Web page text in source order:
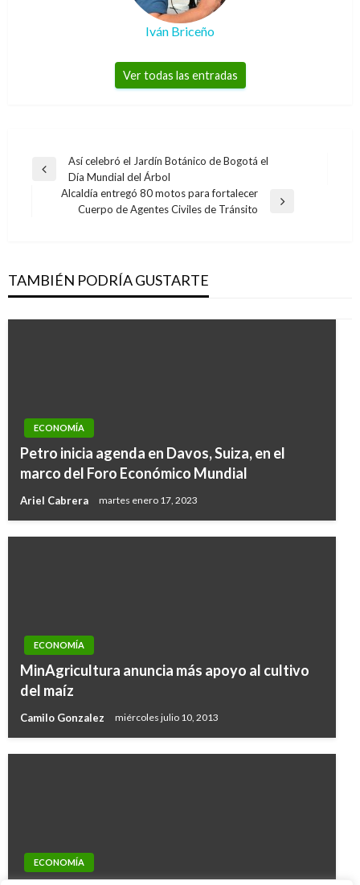
Iván Briceño
Ver todas las entradas
Navegación
entradas
Entrada
anterior
Así celebró el Jardín Botánico de Bogotá el
Día Mundial del Árbol
Entrada
Alcaldía entregó 80 motos para fortalecer
Cuerpo de Agentes Civiles de Tránsito
TAMBIÉN PODRÍA GUSTARTE
ECONOMÍA
Petro inicia agenda en Davos, Suiza, en el
marco del Foro Económico Mundial
Ariel Cabrera martes enero 17, 2023
ECONOMÍA
MinAgricultura anuncia más apoyo al cultivo
del maíz
Camilo Gonzalez miércoles julio 10, 2013
ECONOMÍA
ECONOMÍA